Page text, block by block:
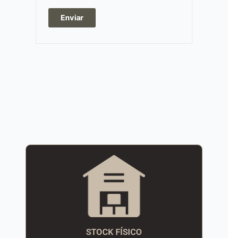
STOCK FÍSICO